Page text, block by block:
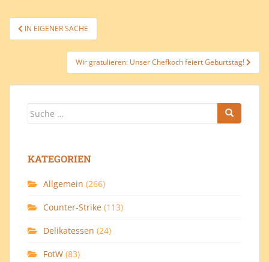
Beitragsnavigation
IN EIGENER SACHE
Wir gratulieren: Unser Chefkoch feiert Geburtstag!
Suche
KATEGORIEN
Allgemein (266)
Counter-Strike (113)
Delikatessen (24)
FotW (83)